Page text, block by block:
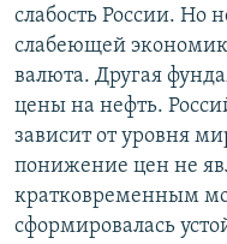
слабость России. Но
слабеющей
валюта. Другая
цены на нефть.
зависит от уровня
понижение цен не
кратковременным
сформировалась